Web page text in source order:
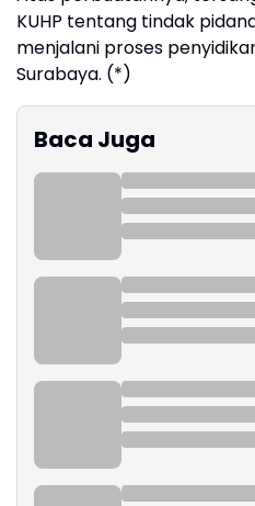
KUHP tentang tindak
menjalani proses
Surabaya. (*)
Baca Juga